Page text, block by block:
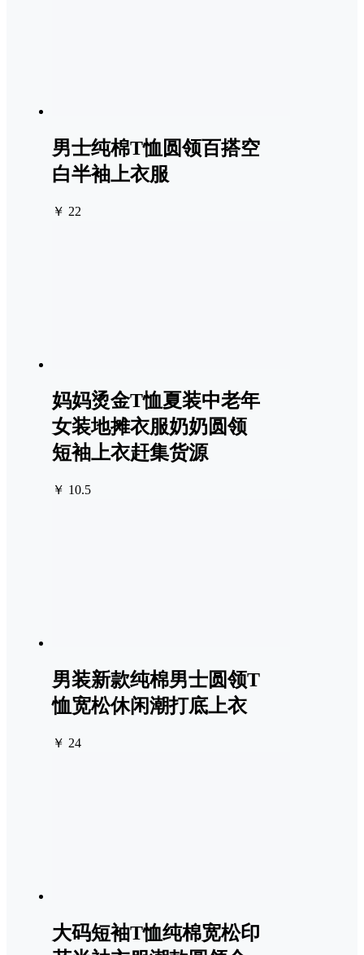
男士纯棉T恤圆领百搭空
白半袖上衣服
￥ 22
妈妈烫金T恤夏装中老年
女装地摊衣服奶奶圆领
短袖上衣赶集货源
￥ 10.5
男装新款纯棉男士圆领T
恤宽松休闲潮打底上衣
￥ 24
大码短袖T恤纯棉宽松印